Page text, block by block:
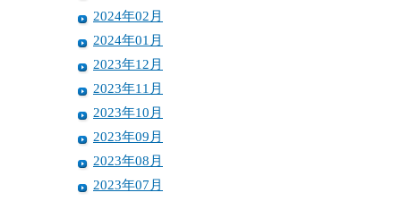
2024年02月
2024年01月
2023年12月
2023年11月
2023年10月
2023年09月
2023年08月
2023年07月